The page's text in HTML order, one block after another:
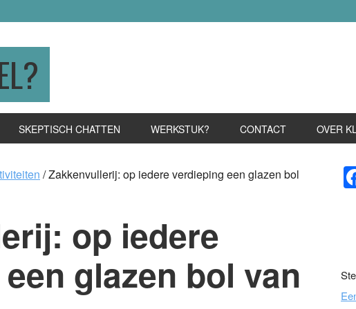
SKEPTISCH CHATTEN WERKSTUK? CONTACT OVER
/Zakkenvullerij: op iedere verdieping een glazen bol
op iedere
glazen bol van